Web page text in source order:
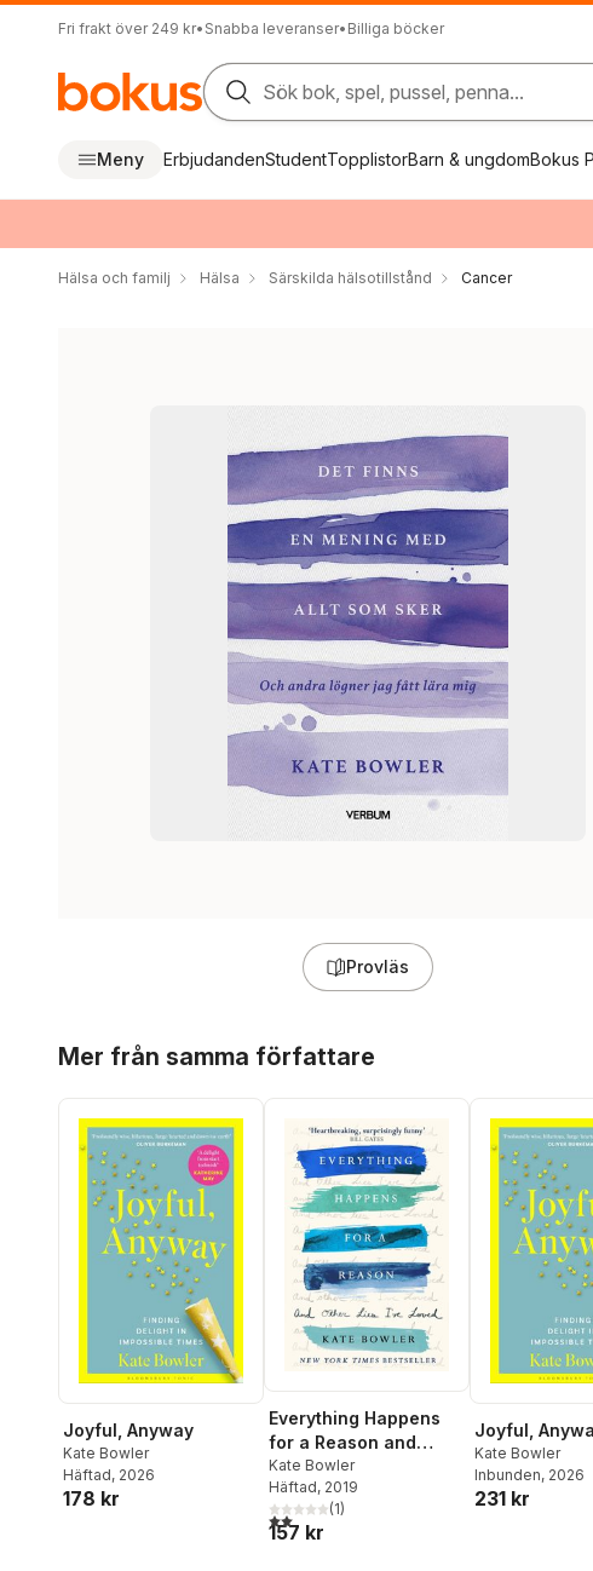
Fri frakt över 249 kr• Snabba leveranser• Billiga böcker
Sök bok, spel, pussel, penna...
Meny ErbjudandenStudentTopplistorBarn & ungdomBokus
Hälsa och familj Hälsa Särskilda hälsotillstånd Cancer
Provläs
Mer från samma författare
Joyful, Anyway
Kate Bowler
Häftad, 2026
178 kr
Everything Happens
for a Reason and
Other Lies I've Loved
Kate Bowler
Häftad, 2019
2,0utav 5 stjärnor. Totalt antal röster:
(1)
157 kr
Joyful,
Kate Bowler
Inbunden, 2026
231 kr